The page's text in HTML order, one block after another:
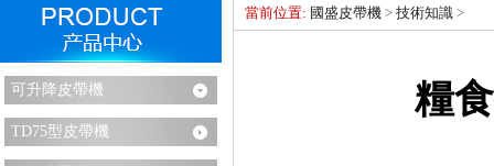
可升降皮帶機
TD75型皮帶機
當前位置: 國盛皮帶機 > 技術知識 >
糧